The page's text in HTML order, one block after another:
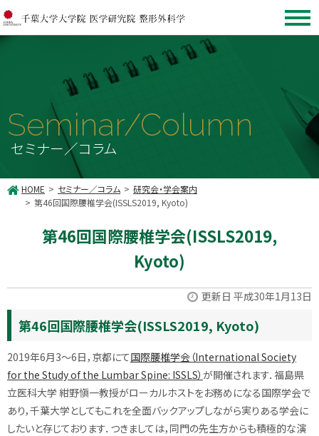
Seminar/Column
セミナー／コラム
HOME セミナー／コラム
研究会・学会案内
第46回国際腰椎学会(ISSLS2019, Kyoto)
第46回国際腰椎学会(ISSLS2019,
Kyoto)
更新日 平成30年1月13日
第46回国際腰椎学会(ISSLS2019, Kyoto)
2019年6月3〜6日，京都にて国際腰椎学会（International Society
for the Study of the Lumbar Spine: ISSLS） が開催されます．福島県
立医科大学 紺野愼一教授がローカルホストをお務めになる国際学会で
あり，千葉大学としてもこれを全面バックアップしながら実りある学会に
したいと存じております．つきましては，同門の先生方からも積極的な演